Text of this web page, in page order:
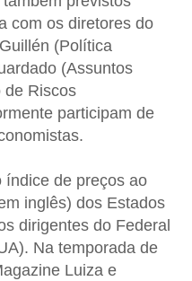
com os diretores do
(Política
(Assuntos
de Riscos
participam de
índice de preços ao
inglês) dos Estados
dirigentes do Federal
Na temporada de
Luiza e